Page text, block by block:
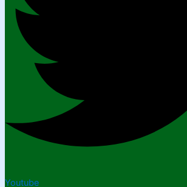
Youtube